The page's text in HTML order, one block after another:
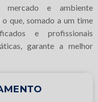
mercado e ambiente
que, somado a um time
e profissionais
garante a melhor